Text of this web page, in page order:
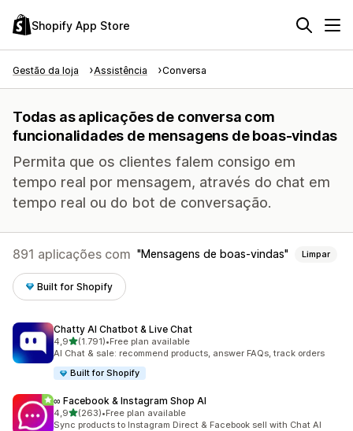
Shopify App Store
Gestão da loja Assistência Conversa
Todas as aplicações de conversa com
funcionalidades de mensagens de boas-vindas
Permita que os clientes falem consigo em
tempo real por mensagem, através do chat em
tempo real ou do bot de conversação.
891 aplicações com Mensagens de boas-vindas Limpar
Built for Shopify
Chatty AI Chatbot & Live Chat
4,9de 5 estrelas
(1.791)
1791 total de avaliações
•Free plan available
AI Chat & sale: recommend products, answer FAQs, track orders
Built for Shopify
∞ Facebook & Instagram Shop AI
4,9de 5 estrelas
(263)
263 total de avaliações
•Free plan available
Sync products to Instagram Direct & Facebook sell with Chat AI